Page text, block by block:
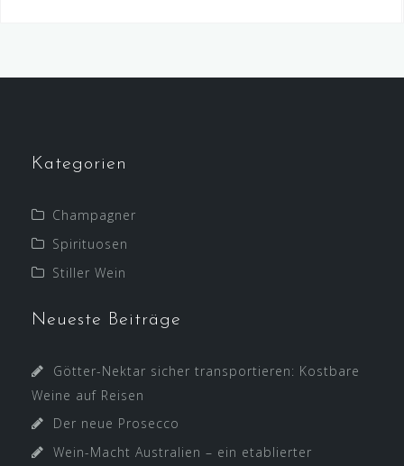
Kategorien
Champagner
Spirituosen
Stiller Wein
Neueste Beiträge
Götter-Nektar sicher transportieren: Kostbare
Weine auf Reisen
Der neue Prosecco
Wein-Macht Australien – ein etablierter